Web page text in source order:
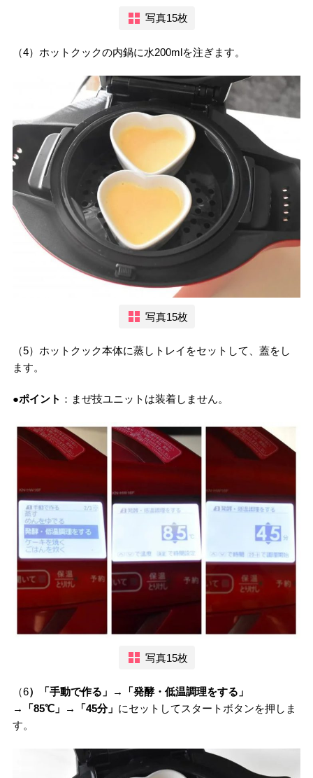
写真15枚
（4）ホットクックの内鍋に水200mlを注ぎます。
写真15枚
（5）ホットクック本体に蒸しトレイをセットして、蓋をし
ます。
●ポイント ：まぜ技ユニットは装着しません。
写真15枚
（6）「手動で作る」→「発酵・低温調理をする」
→「85℃」→「45分」 にセットしてスタートボタンを押しま
す。